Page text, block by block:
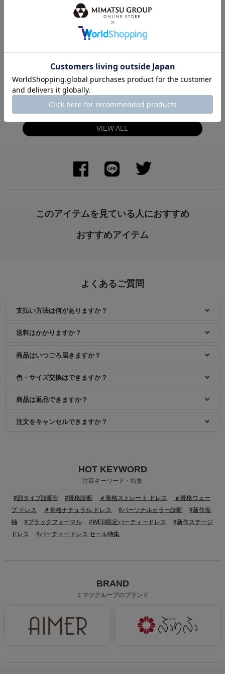
身長：150cm
身長：150cm
身長：157cm 身長：155cm
VIEW ALL
このアイテムを見ている人におすすめ
おすすめアイテム
よくあるご質問
支払い方法は何がありますか？
送料はかかりますか？
商品はいつごろ届きますか？
色・サイズ交換はできますか？
商品は返品できますか？
注文をキャンセルできますか？
HOT KEYWORD
注目キーワード・特集
#顔タイプ診断® #骨格診断 ＃骨格ストレート ドレス
＃骨格ウェー
ブ ドレス
＃骨格ナチュラル ドレス #パーソナルカラー診断
#新作振
袖
#ブラックフォーマル #WEB限定パーティードレス
#新作ステージ
ドレス
#パーティードレス セール特集
BRAND
ミマツグループのブランド